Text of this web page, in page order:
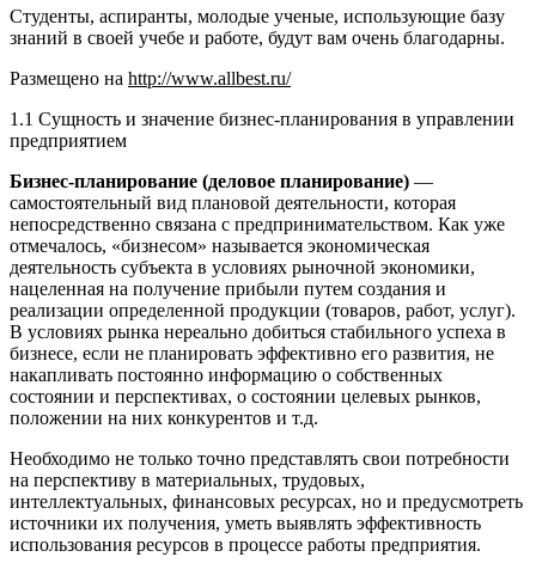
Студенты, аспиранты, молодые ученые, использующие базу
знаний в своей учебе и работе, будут вам очень благодарны.
Размещено на http://www.allbest.ru/
1.1 Сущность и значение бизнес-планирования в управлении
предприятием
Бизнес-планирование (деловое планирование) —
самостоятельный вид плановой деятельности, которая
непосредственно связана с предпринимательством. Как уже
отмечалось, «бизнесом» называется экономическая
деятельность субъекта в условиях рыночной экономики,
нацеленная на получение прибыли путем создания и
реализации определенной продукции (товаров, работ, услуг).
В условиях рынка нереально добиться стабильного успеха в
бизнесе, если не планировать эффективно его развития, не
накапливать постоянно информацию о собственных
состоянии и перспективах, о состоянии целевых рынков,
положении на них конкурентов и т.д.
Необходимо не только точно представлять свои потребности
на перспективу в материальных, трудовых,
интеллектуальных, финансовых ресурсах, но и предусмотреть
источники их получения, уметь выявлять эффективность
использования ресурсов в процессе работы предприятия.